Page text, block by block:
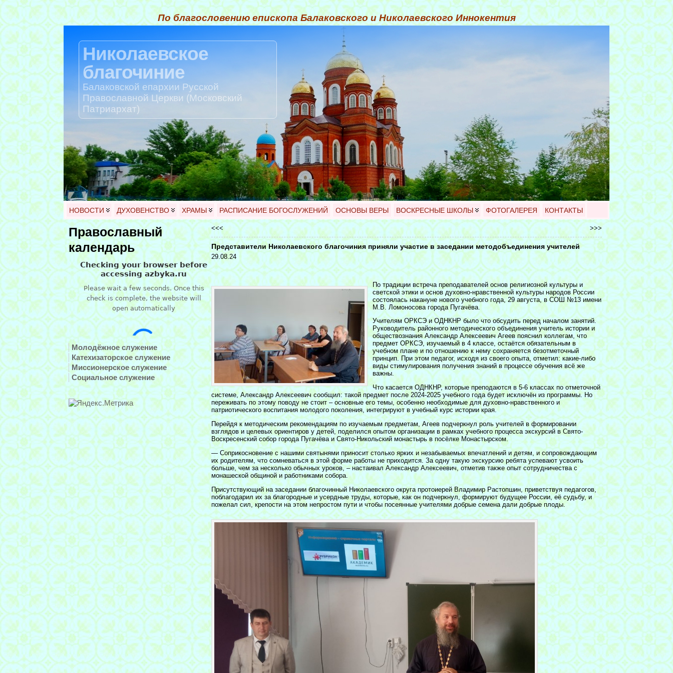
По благословению епископа Балаковского и Николаевского Иннокентия
Николаевское
благочиние
Балаковской епархии Русской
Православной Церкви (Московский
Патриархат)
НОВОСТИ ДУХОВЕНСТВО ХРАМЫ РАСПИСАНИЕ БОГОСЛУЖЕНИЙ ОСНОВЫ ВЕРЫ ВОСКРЕСНЫЕ ШКОЛЫ ФОТОГАЛЕРЕЯ КОНТАКТЫ
Православный
календарь
Молодёжное служение
Катехизаторское служение
Миссионерское служение
Социальное служение
<<< >>>
Представители Николаевского благочиния приняли участие в заседании методобъединения учителей
29.08.24
По традиции встреча преподавателей основ религиозной культуры и
светской этики и основ духовно-нравственной культуры народов России
состоялась накануне нового учебного года, 29 августа, в СОШ №13 имени
М.В. Ломоносова города Пугачёва.
Учителям ОРКСЭ и ОДНКНР было что обсудить перед началом занятий.
Руководитель районного методического объединения учитель истории и
обществознания Александр Алексеевич Агеев пояснил коллегам, что
предмет ОРКСЭ, изучаемый в 4 классе, остаётся обязательным в
учебном плане и по отношению к нему сохраняется безотметочный
принцип. При этом педагог, исходя из своего опыта, отметил: какие-либо
виды стимулирования получения знаний в процессе обучения всё же
важны.
Что касается ОДНКНР, которые преподаются в 5-6 классах по отметочной
системе, Александр Алексеевич сообщил: такой предмет после 2024-2025 учебного года будет исключён из программы. Но
переживать по этому поводу не стоит – основные его темы, особенно необходимые для духовно-нравственного и
патриотического воспитания молодого поколения, интегрируют в учебный курс истории края.
Перейдя к методическим рекомендациям по изучаемым предметам, Агеев подчеркнул роль учителей в формировании
взглядов и целевых ориентиров у детей, поделился опытом организации в рамках учебного процесса экскурсий в Свято-
Воскресенский собор города Пугачёва и Свято-Никольский монастырь в посёлке Монастырском.
— Соприкосновение с нашими святынями приносит столько ярких и незабываемых впечатлений и детям, и сопровождающим
их родителям, что сомневаться в этой форме работы не приходится. За одну такую экскурсию ребята успевают усвоить
больше, чем за несколько обычных уроков, – настаивал Александр Алексеевич, отметив также опыт сотрудничества с
монашеской общиной и работниками собора.
Присутствующий на заседании благочинный Николаевского округа протоиерей Владимир Растопшин, приветствуя педагогов,
поблагодарил их за благородные и усердные труды, которые, как он подчеркнул, формируют будущее России, её судьбу, и
пожелал сил, крепости на этом непростом пути и чтобы посеянные учителями добрые семена дали добрые плоды.